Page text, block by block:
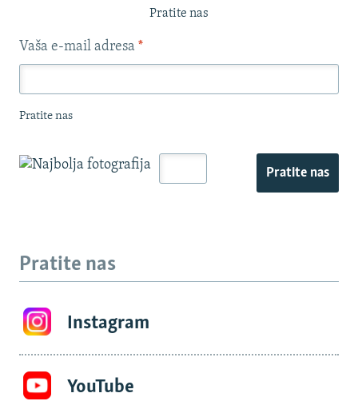
Pratite nas
Vaša e-mail adresa *
Pratite nas
Pratite nas
Pratite nas
Instagram
YouTube